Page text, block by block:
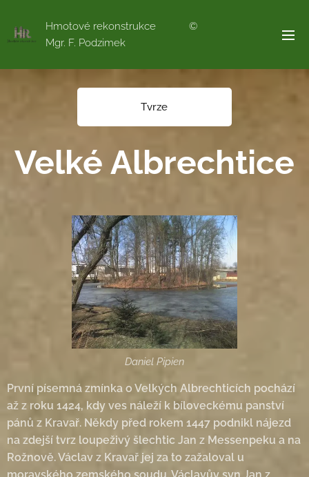
Hmotové rekonstrukce ©
Mgr. F. Podzimek
Tvrze
Velké Albrechtice
Daniel Pipien
První písemná zmínka o Velkých Albrechticích pochází
až z roku 1424, kdy ves náleží k bíloveckému panství
pánů z Kravař. Někdy před rokem 1447 podnikl nájezd
na zdejší tvrz loupeživý šlechtic Jan z Messenpeku a na
Rožnově. Václav z Kravař jej za to zažaloval u